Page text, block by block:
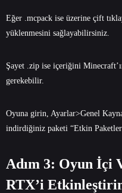
Eğer .mcpack ise üzerine çift
yüklenmesini sağlayabilirsiniz.
Şayet .zip ise içeriğini
gerekebilir.
Oyuna girin, Ayarlar>Genel
indirdiğiniz paketi “Etkin
Adım 3: Oyun İçi
RTX’i